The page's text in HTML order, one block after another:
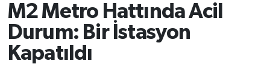
M2 Metro Hattında Acil
Durum: Bir İstasyon
Kapatıldı
Magazin
Siyaset
Trafik Durumu
Süper Lig Puan Durumu ve Fikstür